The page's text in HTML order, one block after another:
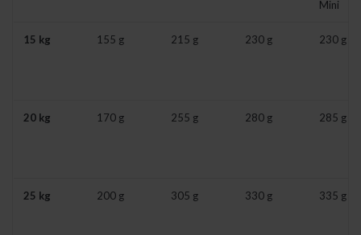
Mini
15 kg 155 g 215 g 230 g 230 g
20 kg 170 g 255 g 280 g 285 g
25 kg 200 g 305 g 330 g 335 g